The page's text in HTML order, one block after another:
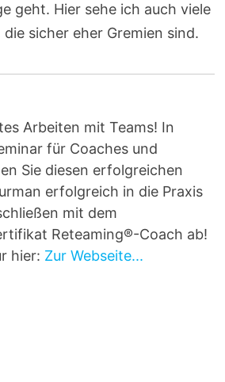
geht. Hier sehe ich auch viele
die sicher eher Gremien sind.
Arbeiten mit Teams! In
für Coaches und
Sie diesen erfolgreichen
erfolgreich in die Praxis
mit dem
Reteaming®-Coach ab!
hier: Zur Webseite...